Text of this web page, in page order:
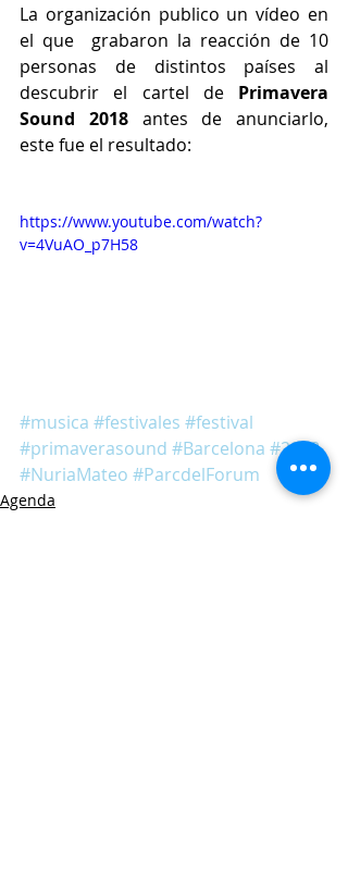
La organización publico un vídeo en
el que  grabaron la reacción de 10
personas de distintos países al
descubrir el cartel de Primavera
Sound 2018 antes de anunciarlo,
este fue el resultado:
https://www.youtube.com/watch?
v=4VuAO_p7H58
#musica #festivales #festival
#primaverasound #Barcelona #2018
#NuriaMateo #ParcdelForum
Agenda